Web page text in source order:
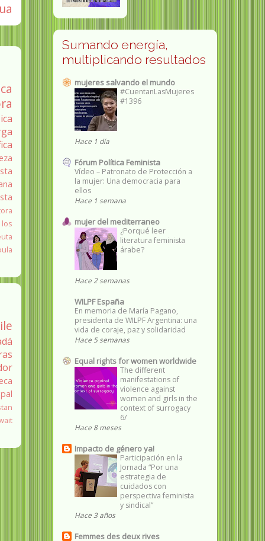
Sumando energía,
multiplicando resultados
mujeres salvando el mundo
#CuentanLasMujeres
#1396
Hace 1 día
Fórum Política Feminista
Vídeo – Patronato de Protección a
la mujer: Una democracia para
ellos
Hace 1 semana
mujer del mediterraneo
¿Porqué leer
literatura feminista
árabe?
Hace 2 semanas
WILPF España
En memoria de María Pagano,
presidenta de WILPF Argentina: una
vida de coraje, paz y solidaridad
Hace 5 semanas
Equal rights for women worldwide
The different
manifestations of
violence against
women and girls in the
context of surrogacy
6/
Hace 8 meses
Impacto de género ya!
Participación en la
Jornada “Por una
estrategia de
cuidados con
perspectiva feminista
y sindical”
Hace 3 años
Femmes des deux rives